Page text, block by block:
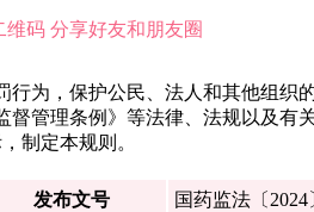
维码 分享好友和朋友圈
为，保护公民、法人和其他组织
管理条例》等法律、法规以及
制定本规则。
发布文号 国药监法〔2024